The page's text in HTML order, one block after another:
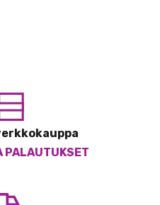
PALAUTUKSET